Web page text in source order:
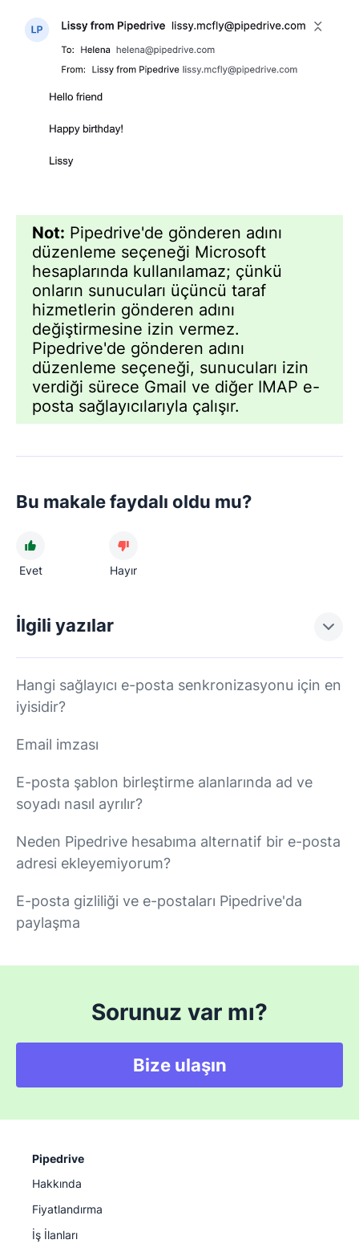
Not: Pipedrive'de gönderen adını
düzenleme seçeneği Microsoft
hesaplarında kullanılamaz; çünkü
onların sunucuları üçüncü taraf
hizmetlerin gönderen adını
değiştirmesine izin vermez.
Pipedrive'de gönderen adını
düzenleme seçeneği, sunucuları izin
verdiği sürece Gmail ve diğer IMAP e-
posta sağlayıcılarıyla çalışır.
Bu makale faydalı oldu mu?
Evet Hayır
İlgili yazılar
Hangi sağlayıcı e-posta senkronizasyonu için en
iyisidir?
Email imzası
E-posta şablon birleştirme alanlarında ad ve
soyadı nasıl ayrılır?
Neden Pipedrive hesabıma alternatif bir e-posta
adresi ekleyemiyorum?
E-posta gizliliği ve e-postaları Pipedrive'da
paylaşma
Sorunuz var mı?
Bize ulaşın
Pipedrive
Hakkında
Fiyatlandırma
İş İlanları